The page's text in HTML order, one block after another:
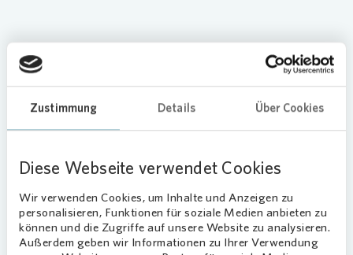
Zustimmung Details Über Cookies
Diese Webseite verwendet Cookies
Wir verwenden Cookies, um Inhalte und Anzeigen zu
personalisieren, Funktionen für soziale Medien anbieten zu
können und die Zugriffe auf unsere Website zu analysieren.
Außerdem geben wir Informationen zu Ihrer Verwendung
Am Freitag, den 20. Mai, sind Sie und
Ihre Familien recht herzlich zum
Roderbruch eingeladen! Von 15 bis 18
Kosselhof 3 Leckereien vom Grill, der
Salat- und Kuchenbar sowie
erfrischende Getränke. Zudem wird es